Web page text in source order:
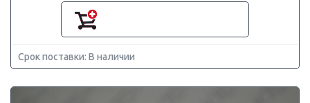
Срок поставки: В наличии